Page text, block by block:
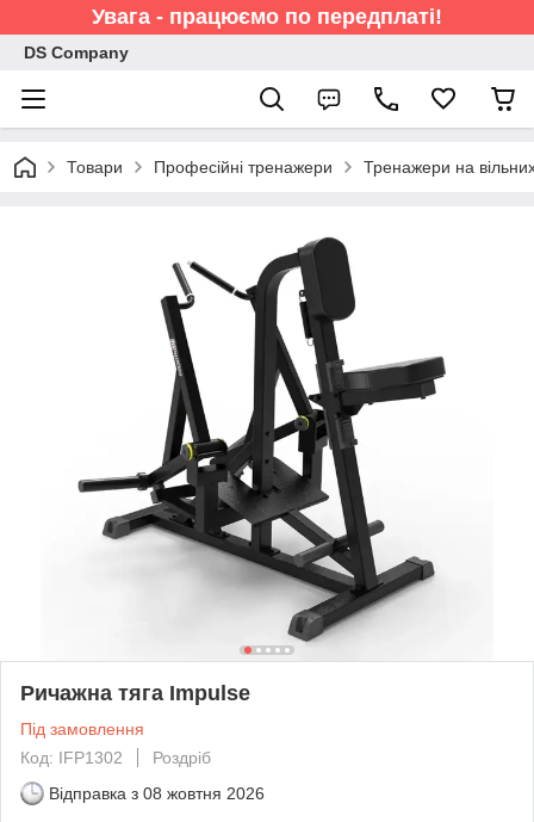
Увага - працюємо по передплаті!
DS Company
Товари Професійні тренажери Тренажери на
Ричажна тяга Impulse
Під замовлення
Код: IFP1302
Роздріб
Відправка з 08 жовтня 2026